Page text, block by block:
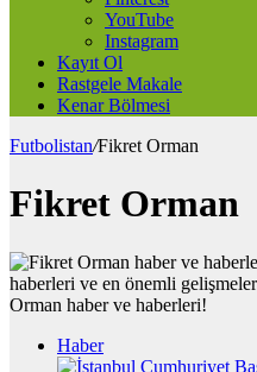
YouTube
Instagram
Kayıt Ol
Rastgele Makale
Kenar Bölmesi
Futbolistan/Fikret Orman
Fikret Orman
haberleri ve en önemli
Orman haber ve haberleri!
Haber